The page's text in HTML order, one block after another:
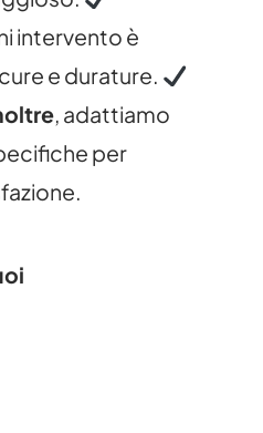
intervento è
e durature.
, adattiamo
per